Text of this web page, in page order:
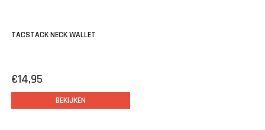
TACSTACK NECK WALLET
€14,95
BEKIJKEN